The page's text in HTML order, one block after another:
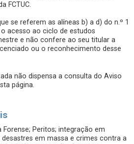
FCTUC.
se referem as alíneas b) a d) do n.º 1
acesso ao ciclo de estudos
e não confere ao seu titular a
ou o reconhecimento desse
não dispensa a consulta do Aviso
página.
Peritos; integração em
em massa e crimes contra a